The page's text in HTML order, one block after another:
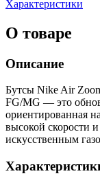
Характеристики
О товаре
Описание
Бутсы Nike Air
FG/MG — это
ориентированная
высокой скорости
искусственным